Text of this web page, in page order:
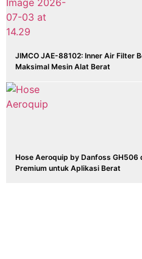
JIMCO JAE-88102: Inner Air Filter
Maksimal Mesin Alat Berat
Hose Aeroquip by Danfoss GH506
Premium untuk Aplikasi Berat